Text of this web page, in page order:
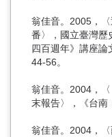
翁佳音。2005，
番〉，國立臺灣歷
四百週年》講座論
44-56。
翁佳音。2004，
末報告〉，《台南
翁佳音。2004，